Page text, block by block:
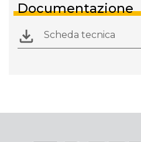
Documentazione
Scheda tecnica